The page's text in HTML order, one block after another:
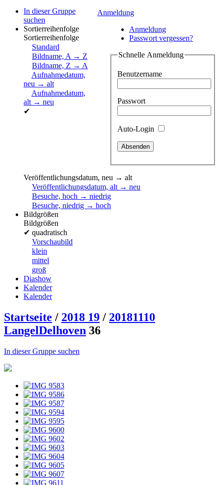
Anmeldung
Anmeldung
Passwort vergessen?
Schnelle Anmeldung
Benutzername
Passwort
Auto-Login
In dieser Gruppe
suchen
Sortierreihenfolge
Sortierreihenfolge
Standard
Bildname, A → Z
Bildname, Z → A
Aufnahmedatum,
neu → alt
Aufnahmedatum,
alt → neu
✔
Veröffentlichungsdatum, neu → alt
Veröffentlichungsdatum, alt → neu
Besuche, hoch → niedrig
Besuche, niedrig → hoch
Bildgrößen
Bildgrößen
✔ quadratisch
Vorschaubild
klein
mittel
groß
Diashow
Kalender
Kalender
Startseite / 2018 19 / 20181110
LangelDelhoven 36
In dieser Gruppe suchen